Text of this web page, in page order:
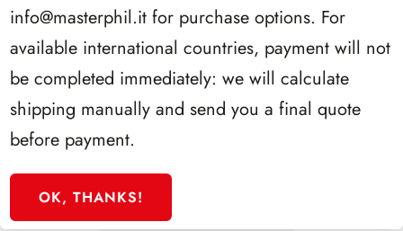
info@masterphil.it for purchase options. For
available international countries, payment will not
be completed immediately: we will calculate
shipping manually and send you a final quote
before payment.
OK, THANKS!